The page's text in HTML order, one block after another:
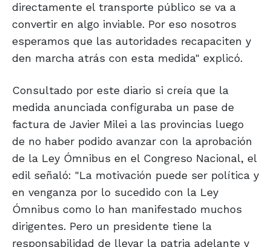
directamente el transporte público se va a
convertir en algo inviable. Por eso nosotros
esperamos que las autoridades recapaciten y
den marcha atrás con esta medida" explicó.
Consultado por este diario si creía que la
medida anunciada configuraba un pase de
factura de Javier Milei a las provincias luego
de no haber podido avanzar con la aprobación
de la Ley Ómnibus en el Congreso Nacional, el
edil señaló: "La motivación puede ser política y
en venganza por lo sucedido con la Ley
Ómnibus como lo han manifestado muchos
dirigentes. Pero un presidente tiene la
responsabilidad de llevar la patria adelante y